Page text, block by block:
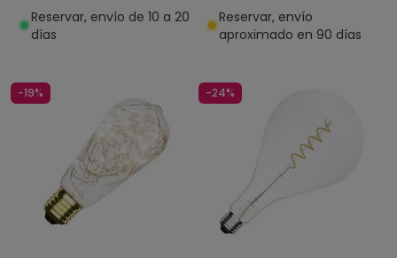
Reservar, envío de 10 a 20
días
Reservar, envío
aproximado en 90 días
-19% -24%